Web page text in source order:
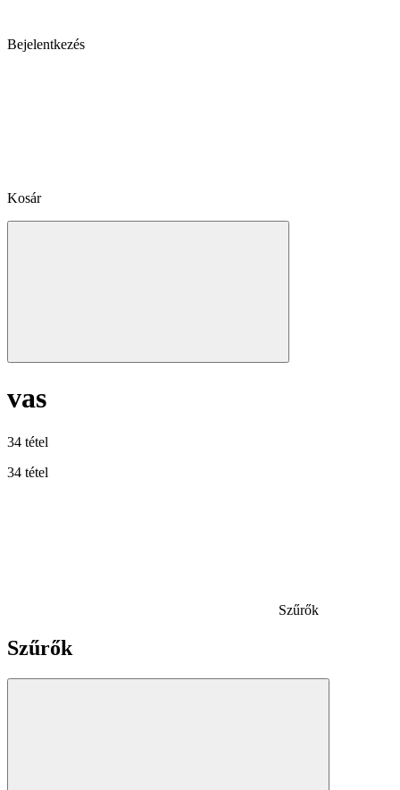
Bejelentkezés
Kosár
vas
34 tétel
34 tétel
Szűrők
Szűrők